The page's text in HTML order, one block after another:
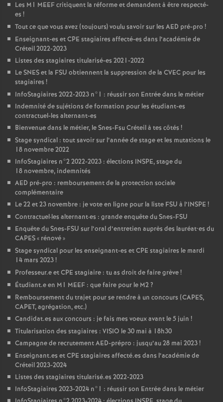
Les M1 MEEFcritiquent la réforme et demandent à être respecté-
es !
Tout ce que vous avez (toujours) voulu savoir sur les AED pré-pro !
Enseignant-es etCPE stagiaires affecté-es dans l’académie de
Créteil 2022-2023
Listes des stagiaires titularisé-es 2021-2022
LeSNESet la FSU obtiennent la suppression de la CVEC pour les
stagiaires !
InfoStagiaires 2022-2023 n°1 : réussir son Entrée dans le métier
Indemnité de sujétions de formation pour les étudiant-es
contractuel-les alternant-es
Bienvenue dans le métier, le Snes-Fsu Créteil à tes côtés !
Stage syndical : tout savoir sur l’année de stage et les mutations le
18 novembre 2022
InfoStagiaires n°2 2022-2023 : élections INSPE, stage du
18 novembre, indemnités
AED pré-pro : remboursement de la protection sociale
complémentaire
Le 22 et 23 novembre : je vote en ligne pour la liste FSU à l’INSPE !
Contractuel·les alternant·es : grande enquête du Snes-FSU
Enquête du Snes-FSU sur l’oral d’entretien auprès des lauréat•es du
CAPES« rénové»
Stage syndical pour les enseignant-es etCPE stagiaires le mardi
14 mars 2023!
Professeur.e etCPE stagiaire : tu as droit de faire grève!
Étudiant.e en M1 MEEF : que faire pour le M2?
Remboursement du trajet pour se rendre à un concours (CAPES,
CAPET, agrégation, etc.)
Candidat.es aux concours : je fais mes voeux avant le 5 juin !
Titularisation des stagiaires : VISIO le 30 mai à 18h30
Campagne de recrutementAED-prépro : jusqu’au 28 mai 2023!
Enseignant.es etCPE stagiaires affecté.es dans l’académie de
Créteil 2023-2024
Listes des stagiaires titularisé.es 2022-2023
InfoStagiaires 2023-2024 n°1 : réussir son Entrée dans le métier